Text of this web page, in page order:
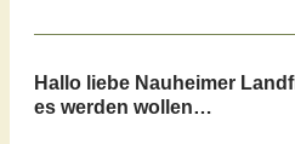
Hallo liebe Nauheimer
es werden wollen…